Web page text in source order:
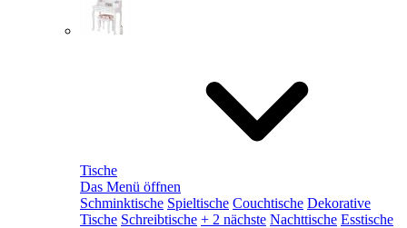
Tische
Das Menü öffnen
Schminktische Spieltische Couchtische Dekorative
Tische Schreibtische + 2 nächste Nachttische Esstische